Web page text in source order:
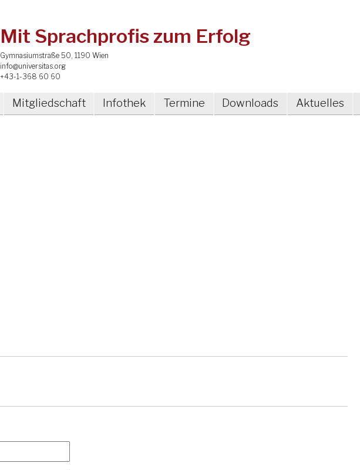
Mit Sprachprofis zum Erfolg
Gymnasiumstraße 50, 1190 Wien
info@universitas.org
+43-1-368 60 60
Mitgliedschaft Infothek Termine Downloads Aktuelles